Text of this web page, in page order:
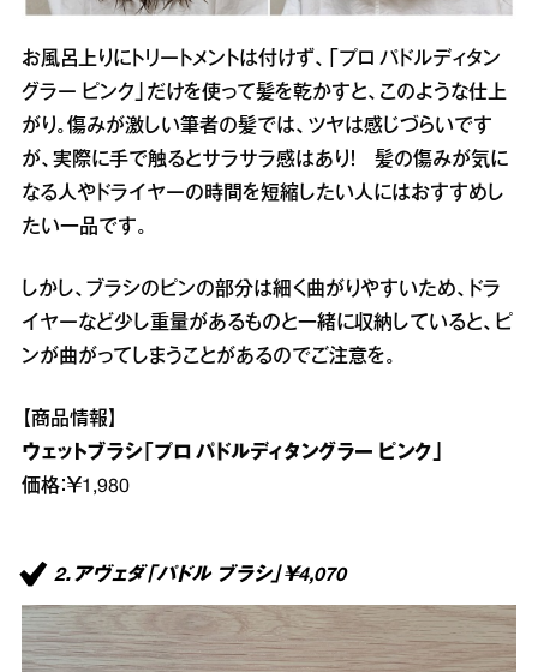
お風呂上りにトリートメントは付けず、「プロ パドルディタン
グラー ピンク」だけを使って髪を乾かすと、このような仕上
がり。傷みが激しい筆者の髪では、ツヤは感じづらいです
が、実際に手で触るとサラサラ感はあり！ 髪の傷みが気に
なる人やドライヤーの時間を短縮したい人にはおすすめし
たい一品です。
しかし、ブラシのピンの部分は細く曲がりやすいため、ドラ
イヤーなど少し重量があるものと一緒に収納していると、ピ
ンが曲がってしまうことがあるのでご注意を。
【商品情報】
ウェットブラシ「プロ パドルディタングラー ピンク」
価格：￥1,980
2．アヴェダ「パドル ブラシ」￥4,070